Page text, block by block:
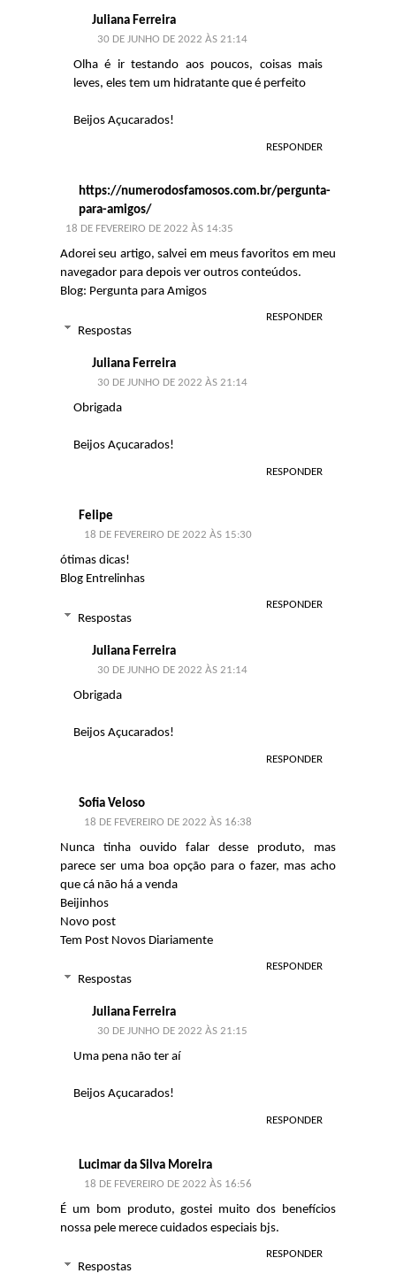
Juliana Ferreira
30 DE JUNHO DE 2022 ÀS 21:14
Olha é ir testando aos poucos, coisas mais
leves, eles tem um hidratante que é perfeito
Beijos Açucarados!
RESPONDER
https://numerodosfamosos.com.br/pergunta-
para-amigos/
18 DE FEVEREIRO DE 2022 ÀS 14:35
Adorei seu artigo, salvei em meus favoritos em meu
navegador para depois ver outros conteúdos.
Blog: Pergunta para Amigos
RESPONDER
Respostas
Juliana Ferreira
30 DE JUNHO DE 2022 ÀS 21:14
Obrigada
Beijos Açucarados!
RESPONDER
Felipe
18 DE FEVEREIRO DE 2022 ÀS 15:30
ótimas dicas!
Blog Entrelinhas
RESPONDER
Respostas
Juliana Ferreira
30 DE JUNHO DE 2022 ÀS 21:14
Obrigada
Beijos Açucarados!
RESPONDER
Sofia Veloso
18 DE FEVEREIRO DE 2022 ÀS 16:38
Nunca tinha ouvido falar desse produto, mas
parece ser uma boa opção para o fazer, mas acho
que cá não há a venda
Beijinhos
Novo post
Tem Post Novos Diariamente
RESPONDER
Respostas
Juliana Ferreira
30 DE JUNHO DE 2022 ÀS 21:15
Uma pena não ter aí
Beijos Açucarados!
RESPONDER
Lucimar da Silva Moreira
18 DE FEVEREIRO DE 2022 ÀS 16:56
É um bom produto, gostei muito dos benefícios
nossa pele merece cuidados especiais bjs.
RESPONDER
Respostas